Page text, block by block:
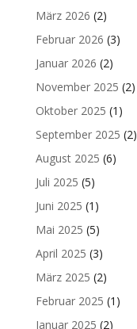
März 2026 (2)
Februar 2026 (3)
Januar 2026 (2)
November 2025 (2)
Oktober 2025 (1)
September 2025 (2)
August 2025 (6)
Juli 2025 (5)
Juni 2025 (1)
Mai 2025 (5)
April 2025 (3)
März 2025 (2)
Februar 2025 (1)
Januar 2025 (2)